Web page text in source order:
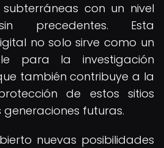
con un nivel
precedentes. Esta
no solo sirve como un
para la investigación
también contribuye a la
de estos sitios
futuras.
nuevas posibilidades